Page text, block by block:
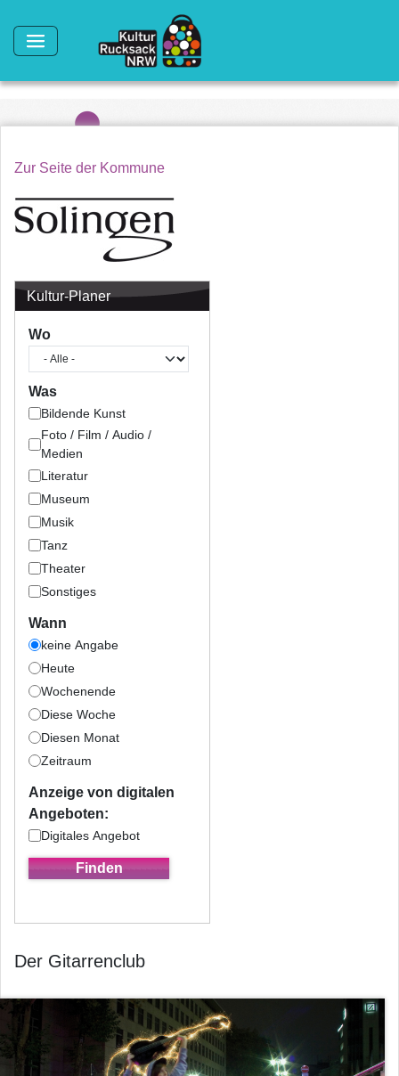
Zur Seite der Kommune
Kultur-Planer
Wo
Was
Bildende Kunst
Foto / Film / Audio /
Medien
Literatur
Museum
Musik
Tanz
Theater
Sonstiges
Wann
keine Angabe
Heute
Wochenende
Diese Woche
Diesen Monat
Zeitraum
Anzeige von digitalen
Angeboten:
Digitales Angebot
Der Gitarrenclub